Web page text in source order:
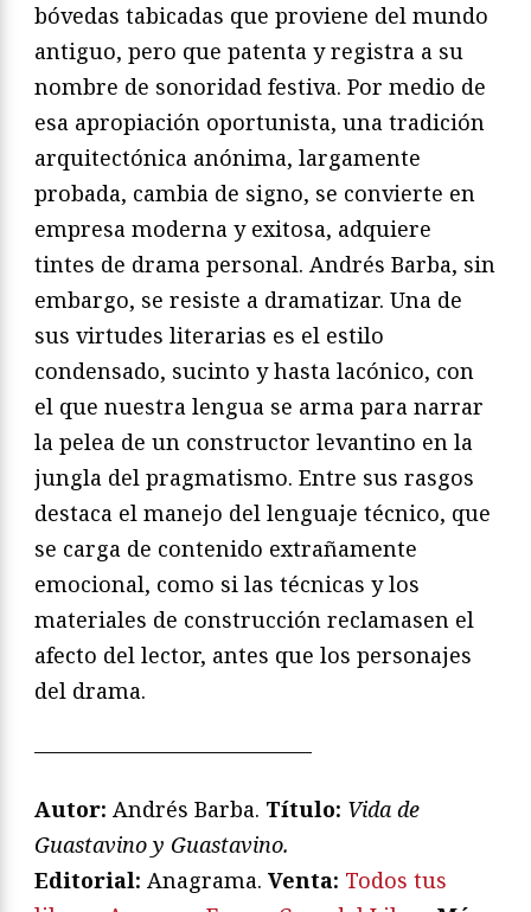
bóvedas tabicadas que proviene del mundo
antiguo, pero que patenta y registra a su
nombre de sonoridad festiva. Por medio de
esa apropiación oportunista, una tradición
arquitectónica anónima, largamente
probada, cambia de signo, se convierte en
empresa moderna y exitosa, adquiere
tintes de drama personal. Andrés Barba, sin
embargo, se resiste a dramatizar. Una de
sus virtudes literarias es el estilo
condensado, sucinto y hasta lacónico, con
el que nuestra lengua se arma para narrar
la pelea de un constructor levantino en la
jungla del pragmatismo. Entre sus rasgos
destaca el manejo del lenguaje técnico, que
se carga de contenido extrañamente
emocional, como si las técnicas y los
materiales de construcción reclamasen el
afecto del lector, antes que los personajes
del drama.
—————————————
Autor: Andrés Barba. Título: Vida de
Guastavino y Guastavino.
Editorial: Anagrama. Venta: Todos tus